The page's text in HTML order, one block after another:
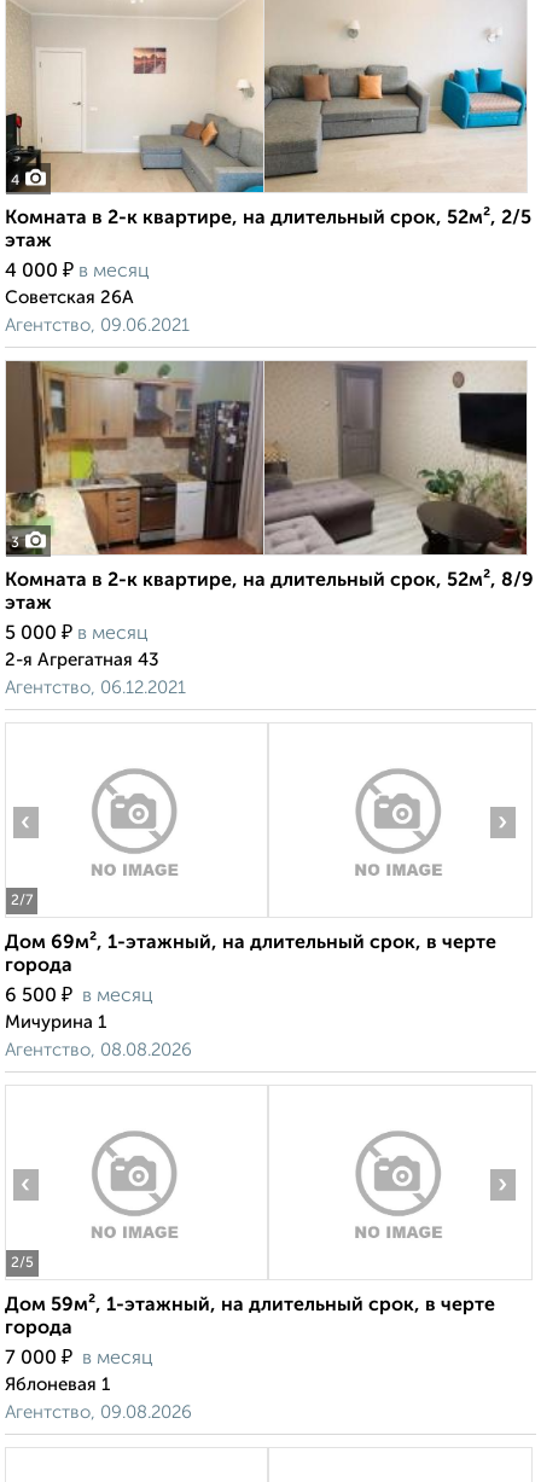
4
Комната в 2-к квартире, на длительный срок, 52м², 2/5
этаж
4 000 ₽ в месяц
Советская 26А
Агентство, 09.06.2021
3
Комната в 2-к квартире, на длительный срок, 52м², 8/9
этаж
5 000 ₽ в месяц
2-я Агрегатная 43
Агентство, 06.12.2021
2/7
‹ ›
Дом 69м², 1-этажный, на длительный срок, в черте
города
6 500 ₽ в месяц
Мичурина 1
Агентство, 08.08.2026
2/5
‹ ›
Дом 59м², 1-этажный, на длительный срок, в черте
города
7 000 ₽ в месяц
Яблоневая 1
Агентство, 09.08.2026